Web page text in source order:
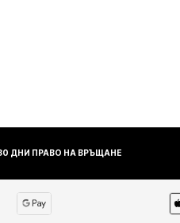
ДНИ ПРАВО НА ВРЪЩАНЕ